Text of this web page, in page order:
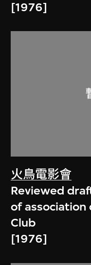
[1976]
火鳥電影會
Reviewed
of association
Club
[1976]